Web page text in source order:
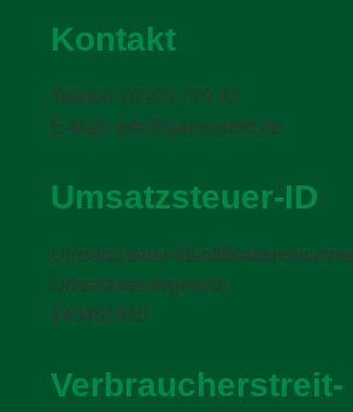
Kontakt
Telefon: 07221 / 79 43
E-Mail: info@gaensshirt.de
Umsatzsteuer-ID
Umsatzsteuer-
Umsatzsteuergesetz:
143461910
Verbraucher­streit­